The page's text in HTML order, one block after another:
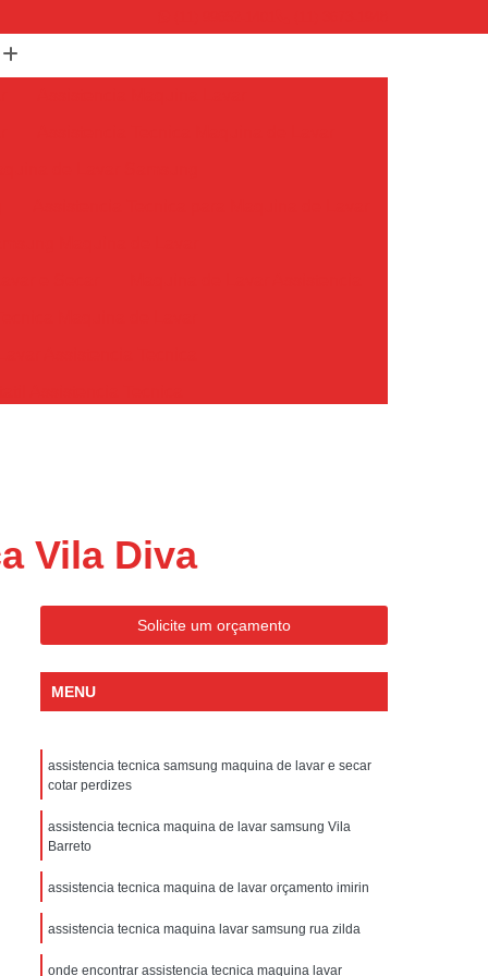
Condicionado Portatil
Portatil Philco
Ar Condicionado Portatil
Portatil Philco
Condicionado Portatil
Assistencia Tecnica Electrolux Geladeira
Tecnica Geladeira Electrolux
Electrolux Assistencia Tecnica Geladeira
Assistencia Tecnica Electrolux Refrigerador
Vila Diva
Solicite um orçamento
MENU
assistencia tecnica samsung maquina de lavar e secar
cotar perdizes
assistencia tecnica maquina de lavar samsung Vila
Barreto
assistencia tecnica maquina de lavar orçamento imirin
assistencia tecnica maquina lavar samsung rua zilda
onde encontrar assistencia tecnica maquina lavar